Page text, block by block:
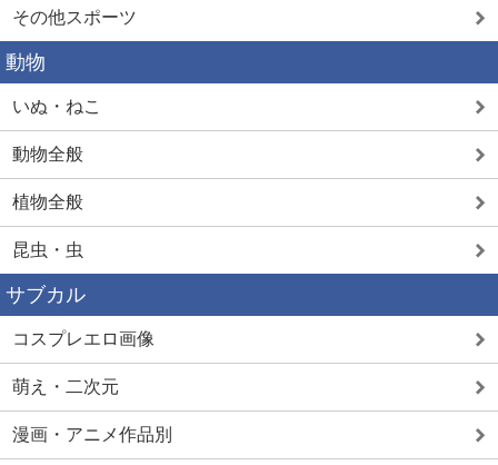
その他スポーツ
動物
いぬ・ねこ
動物全般
植物全般
昆虫・虫
サブカル
コスプレエロ画像
萌え・二次元
漫画・アニメ作品別